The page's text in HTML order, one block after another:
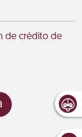
de crédito de